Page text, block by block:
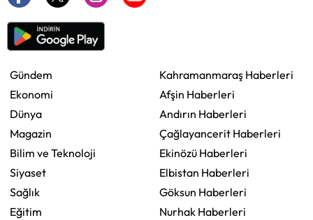
Gündem
Ekonomi
Dünya
Magazin
Bilim ve Teknoloji
Siyaset
Sağlık
Eğitim
Kahramanmaraş Haberleri
Afşin Haberleri
Andırın Haberleri
Çağlayancerit Haberleri
Ekinözü Haberleri
Elbistan Haberleri
Göksun Haberleri
Nurhak Haberleri